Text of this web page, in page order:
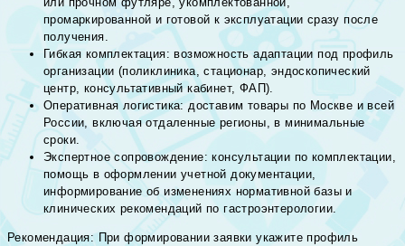
промаркированной и готовой к эксплуатации сразу после
получения.
Гибкая комплектация: возможность адаптации под профиль
организации (поликлиника, стационар, эндоскопический
центр, консультативный кабинет, ФАП).
Оперативная логистика: доставим товары по Москве и всей
России, включая отдаленные регионы, в минимальные
сроки.
Экспертное сопровождение: консультации по комплектации,
помощь в оформлении учетной документации,
информирование об изменениях нормативной базы и
клинических рекомендаций по гастроэнтерологии.
Рекомендация: При формировании заявки укажите профиль